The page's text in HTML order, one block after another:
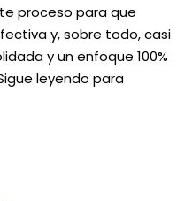
proceso para que
y, sobre todo, casi
y un enfoque 100%
leyendo para